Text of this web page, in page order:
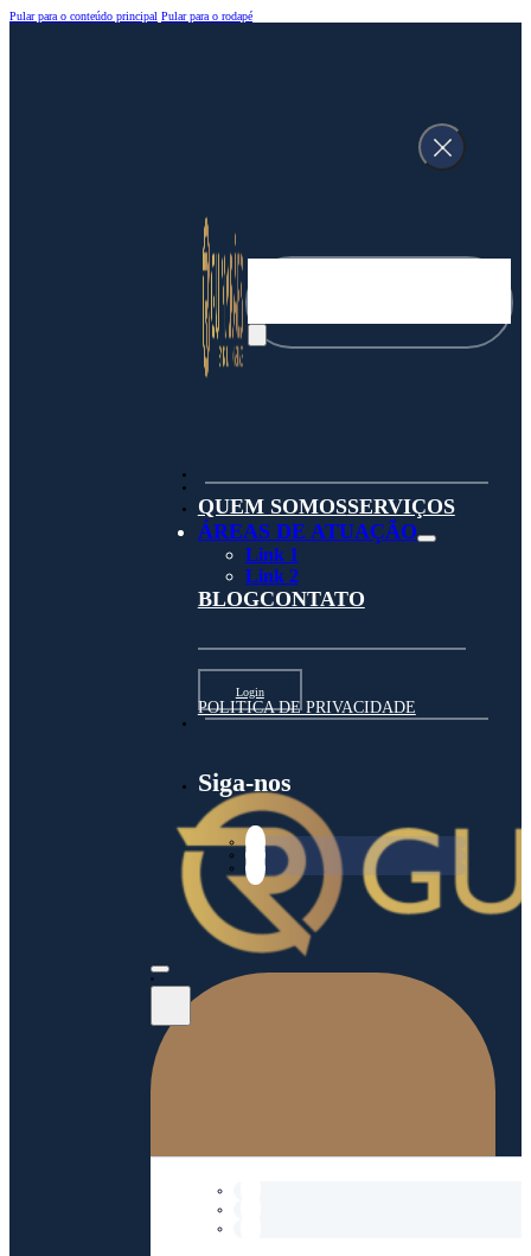
Pular para o conteúdo principal Pular para o rodapé
QUEM SOMOSSERVIÇOS
ÁREAS DE ATUAÇÃO
Link 1
Link 2
BLOGCONTATO
Login
POLITICA DE PRIVACIDADE
Siga-nos